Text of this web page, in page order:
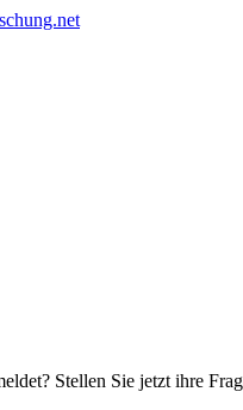
Stellen Sie jetzt ihre